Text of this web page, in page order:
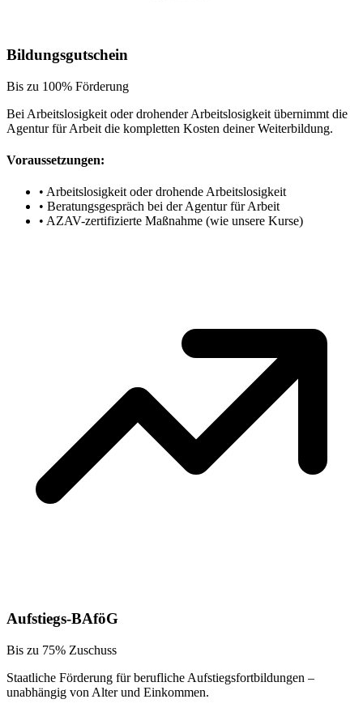
Bildungsgutschein
Bis zu 100% Förderung
Bei Arbeitslosigkeit oder drohender Arbeitslosigkeit übernimmt die
Agentur für Arbeit die kompletten Kosten deiner Weiterbildung.
Voraussetzungen:
• Arbeitslosigkeit oder drohende Arbeitslosigkeit
• Beratungsgespräch bei der Agentur für Arbeit
• AZAV-zertifizierte Maßnahme (wie unsere Kurse)
Aufstiegs-BAföG
Bis zu 75% Zuschuss
Staatliche Förderung für berufliche Aufstiegsfortbildungen –
unabhängig von Alter und Einkommen.